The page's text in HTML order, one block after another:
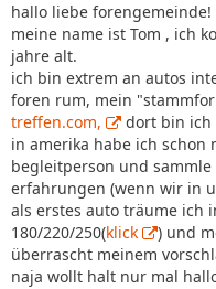
hallo liebe forengemeinde!
meine name ist Tom , ich
jahre alt.
ich bin extrem an autos
foren rum, mein
treffen.com,
dort bin ich
in amerika habe ich
begleitperson und
erfahrungen (wenn wir in
als erstes auto träume ich
180/220/250(klick
) und
überrascht meinem
naja wollt halt nur mal